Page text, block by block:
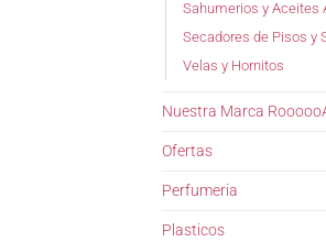
Sahumerios y Aceites
Secadores de Pisos y
Velas y Hornitos
Nuestra Marca
Ofertas
Perfumeria
Plasticos